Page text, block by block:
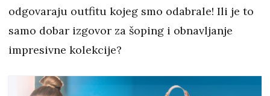
odgovaraju outfitu kojeg smo odabrale! Ili je to
samo dobar izgovor za šoping i obnavljanje
impresivne kolekcije?